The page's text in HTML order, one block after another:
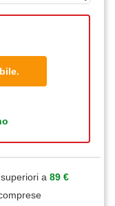
a 89 €